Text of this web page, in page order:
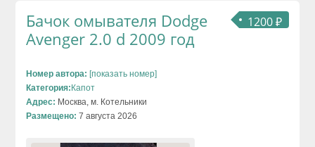
1200 ₽
Бачок омывателя Dodge
Avenger 2.0 d 2009 год
Номер автора: [показать номер]
Категория: Капот
Адрес: Москва, м. Котельники
Размещено: 7 августа 2026